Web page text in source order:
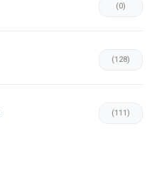
(0)
(128)
(111)